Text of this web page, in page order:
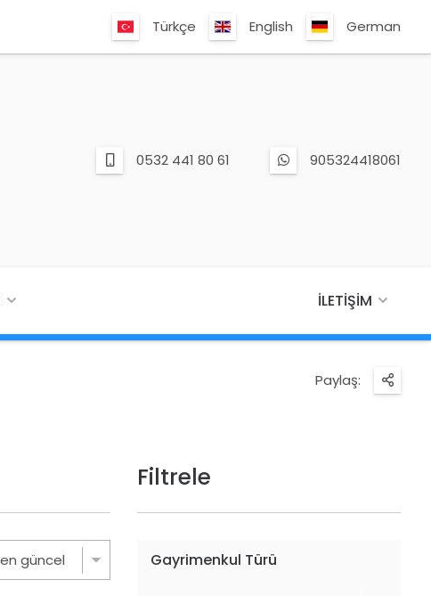
Türkçe English German
0532 441 80 61 905324418061
İLETIŞIM
Paylaş:
Filtrele
Gayrimenkul Türü